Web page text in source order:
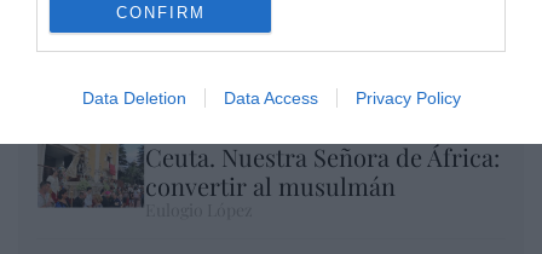
CONFIRM
Data Deletion Data Access Privacy Policy
El IBEX 35 cerró la sesión del miércoles en
Eulogio López
Ceuta. Nuestra Señora de África:
convertir al musulmán